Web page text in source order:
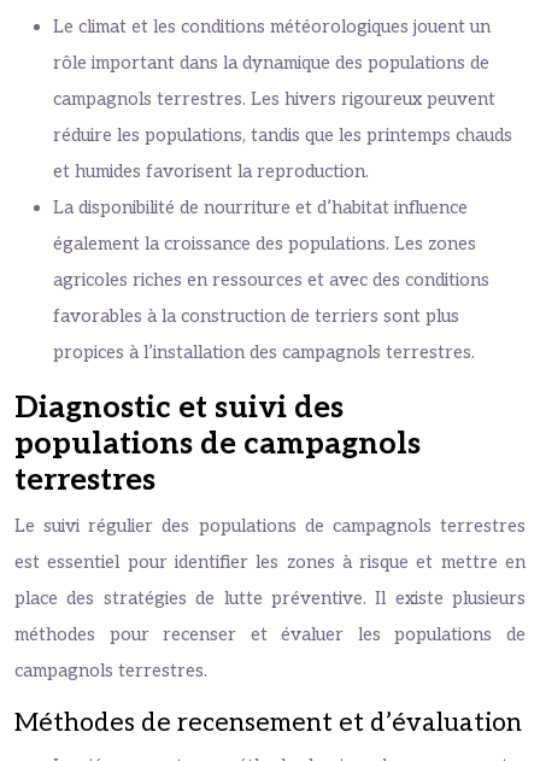
Le climat et les conditions météorologiques jouent un
rôle important dans la dynamique des populations de
campagnols terrestres. Les hivers rigoureux peuvent
réduire les populations, tandis que les printemps chauds
et humides favorisent la reproduction.
La disponibilité de nourriture et d’habitat influence
également la croissance des populations. Les zones
agricoles riches en ressources et avec des conditions
favorables à la construction de terriers sont plus
propices à l’installation des campagnols terrestres.
Diagnostic et suivi des
populations de campagnols
terrestres
Le suivi régulier des populations de campagnols terrestres
est essentiel pour identifier les zones à risque et mettre en
place des stratégies de lutte préventive. Il existe plusieurs
méthodes pour recenser et évaluer les populations de
campagnols terrestres.
Méthodes de recensement et d’évaluation